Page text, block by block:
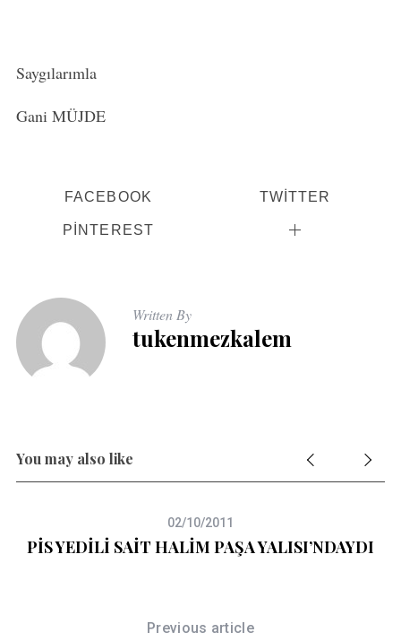
Saygılarımla
Gani MÜJDE
FACEBOOK TWITTER
PINTEREST
Written By
tukenmezkalem
You may also like
02/10/2011
PİS YEDİLİ SAİT HALİM PAŞA YALISI’NDAYDI
Previous article
a